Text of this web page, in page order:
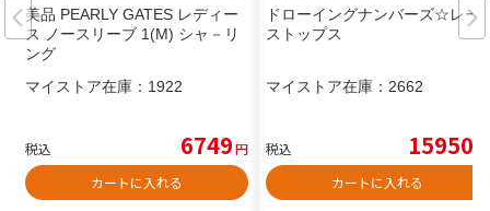
美品 PEARLY GATES レディー
ス ノースリーブ 1(M) シャ－リ
ング
マイストア在庫： 1922
税込 6749円
カートに入れる
ドローイングナンバーズ☆レー
ストップス
マイストア在庫： 2662
税込 15950
カートに入れる